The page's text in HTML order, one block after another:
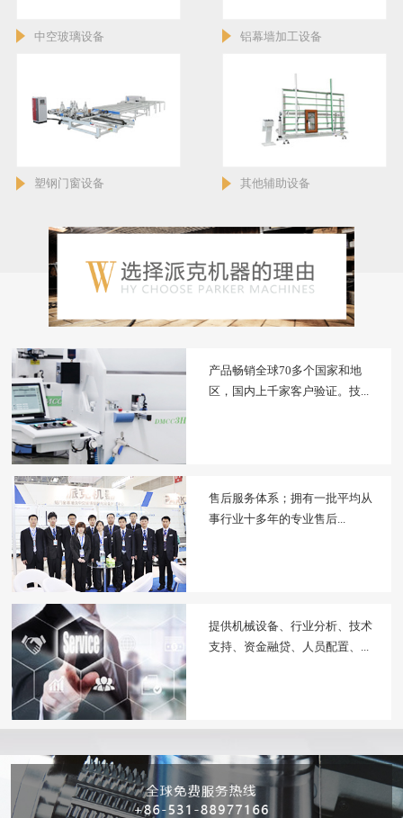
中空玻璃设备 铝幕墙加工设备
塑钢门窗设备 其他辅助设备
产品畅销全球70多个国家和地
区，国内上千家客户验证。技...
售后服务体系；拥有一批平均从
事行业十多年的专业售后...
提供机械设备、行业分析、技术
支持、资金融贷、人员配置、...